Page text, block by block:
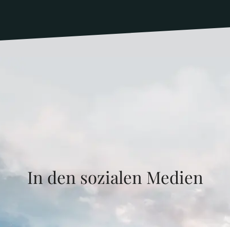
In den sozialen Medien